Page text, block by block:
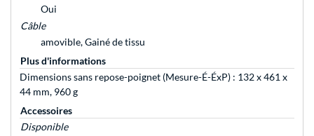
Oui
Câble
amovible, Gainé de tissu
Plus d'informations
Dimensions sans repose-poignet (Mesure-É-ÉxP) : 132 x 461 x
44 mm, 960 g
Accessoires
Disponible